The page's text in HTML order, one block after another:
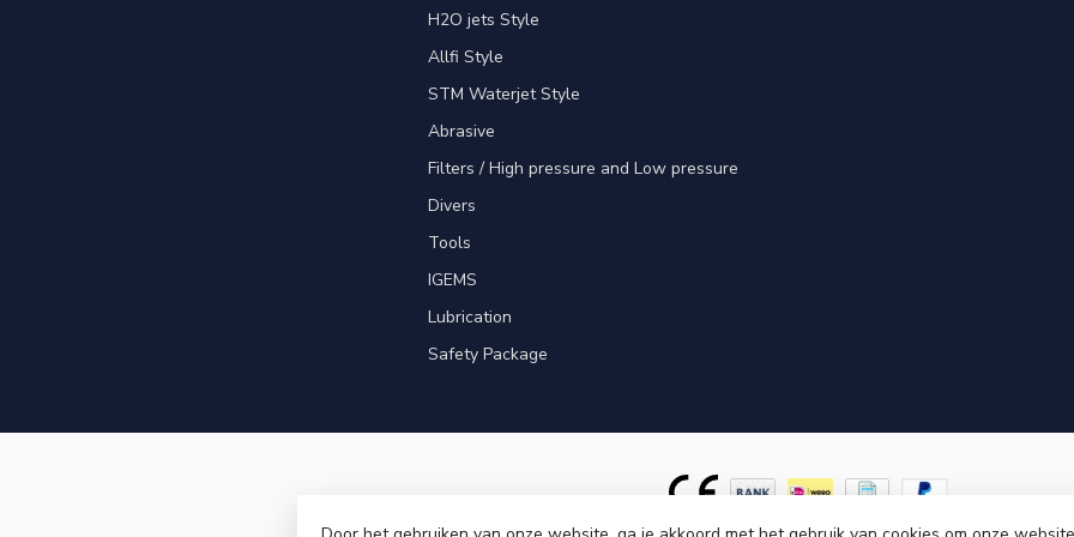
H2O jets Style
Allfi Style
STM Waterjet Style
Abrasive
Filters / High pressure and Low pressure
Divers
Tools
IGEMS
Lubrication
Safety Package